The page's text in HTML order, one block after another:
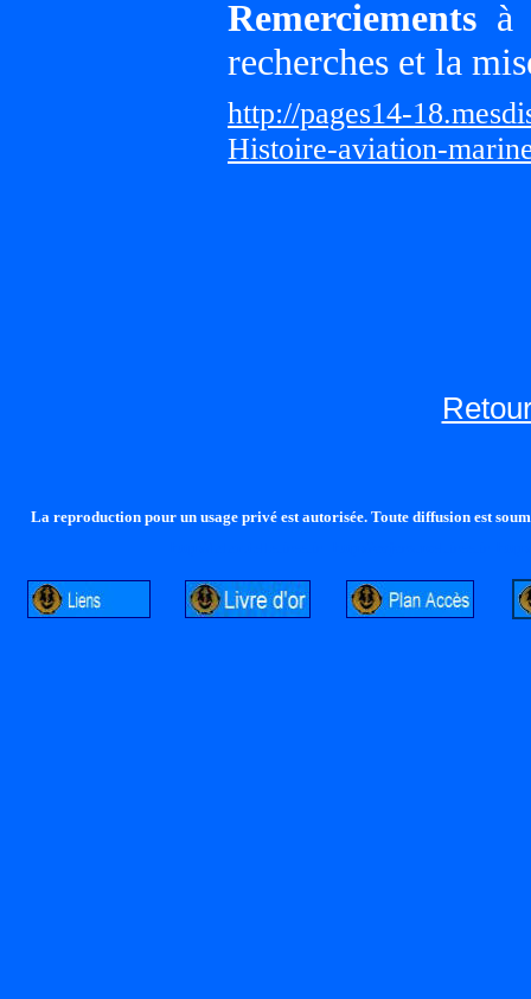
Remerciements à
recherches et la
http://pages14-
Histoire-aviation-
La reproduction pour un usage privé est autorisée. Toute diffusion est